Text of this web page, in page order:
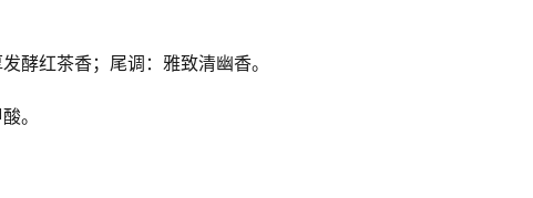
酵红茶香；尾调：雅致清幽香。
。